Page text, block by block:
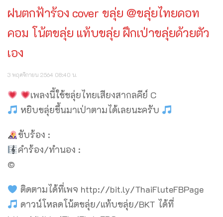
ฝนตกฟ้าร้อง cover ขลุ่ย @ขลุ่ยไทยดอท
คอม โน้ตขลุ่ย แท้บขลุ่ย ฝึกเป่าขลุ่ยด้วยตัว
เอง
3 พฤศจิกายน 2564 08:40 น.
เพลงนี้ใช้ขลุ่ยไทยเสียงสากลคีย์ C
หยิบขลุ่ยขึ้นมาเป่าตามได้เลยนะครับ
ขับร้อง :
คำร้อง/ทำนอง :
©
ติดตามได้ที่เพจ http://bit.ly/ThaiFluteFBPage
ดาวน์โหลดโน้ตขลุ่ย/แท้บขลุ่ย/BKT ได้ที่